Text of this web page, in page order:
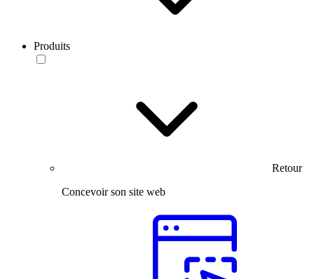
Produits
Retour
Concevoir son site web